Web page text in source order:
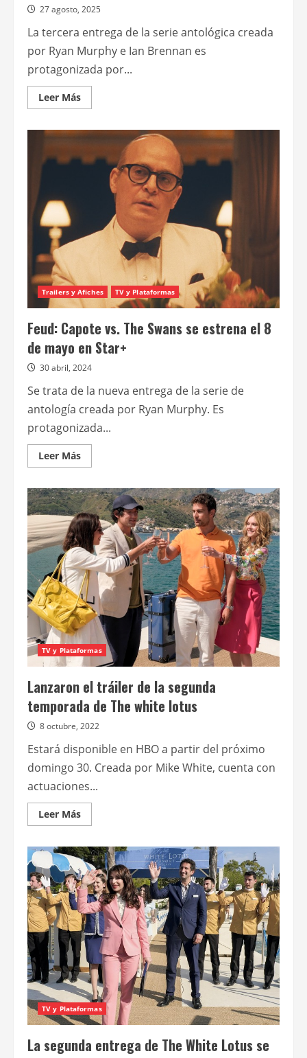
27 agosto, 2025
La tercera entrega de la serie antológica creada
por Ryan Murphy e Ian Brennan es
protagonizada por...
Leer MásLeer
más
Netflix
confirma
la
fecha
estreno
“Monstruo:
historia
de
Ed
Trailers y Afiches TV y Plataformas
Feud: Capote vs. The Swans se estrena el 8
de mayo en Star+
30 abril, 2024
Se trata de la nueva entrega de la serie de
antología creada por Ryan Murphy. Es
protagonizada...
Leer MásLeer
más
Feud:
Capote
vs.
The
Swans
se
estrena
el
8
de
mayo
en
Star+
TV y Plataformas
Lanzaron el tráiler de la segunda
temporada de The white lotus
8 octubre, 2022
Estará disponible en HBO a partir del próximo
domingo 30. Creada por Mike White, cuenta con
actuaciones...
Leer MásLeer
más
Lanzaron
el
tráiler
de
la
segunda
temporada
de
The
white
lotus
TV y Plataformas
La segunda entrega de The White Lotus se